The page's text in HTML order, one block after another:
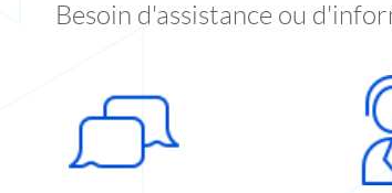
Besoin d'assistance ou